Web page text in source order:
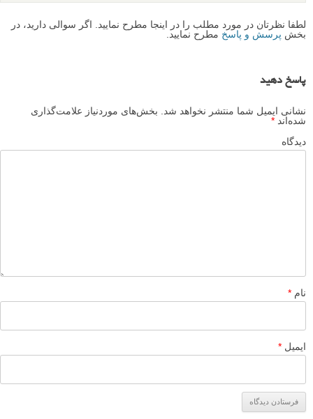
لطفا نظرتان در مورد مطلب را در اینجا مطرح نمایید. اگر سوالی دارید، در
بخش پرسش و پاسخ مطرح نمایید.
پاسخ دهید
نشانی ایمیل شما منتشر نخواهد شد.
بخش‌های موردنیاز علامت‌گذاری
شده‌اند *
دیدگاه
نام *
ایمیل *